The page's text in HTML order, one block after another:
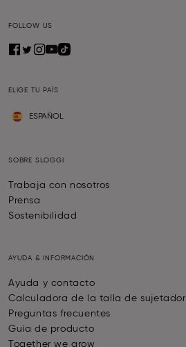
FOLLOW US
ELIGE TU PAÍS
ESPAÑOL
SOBRE SLOGGI
Trabaja con nosotros
Prensa
Sostenibilidad
AYUDA & INFORMACIÓN
Ayuda y contacto
Calculadora de la talla de sujetador
Preguntas frecuentes
Guía de producto
Together we grow